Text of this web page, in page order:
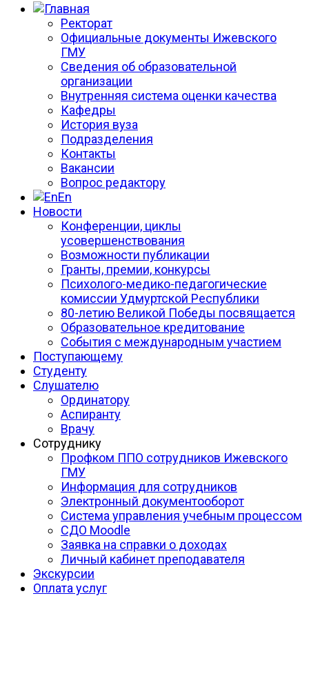
Ректорат
Официальные документы Ижевского
ГМУ
Сведения об образовательной
организации
Внутренняя система оценки качества
Кафедры
История вуза
Подразделения
Контакты
Вакансии
Вопрос редактору
En
Новости
Конференции, циклы
усовершенствования
Возможности публикации
Гранты, премии, конкурсы
Психолого-медико-педагогические
комиссии Удмуртской Республики
80-летию Великой Победы посвящается
Образовательное кредитование
События с международным участием
Поступающему
Студенту
Слушателю
Ординатору
Аспиранту
Врачу
Сотруднику
Профком ППО сотрудников Ижевского
ГМУ
Информация для сотрудников
Электронный документооборот
Система управления учебным процессом
СДО Moodle
Заявка на справки о доходах
Личный кабинет преподавателя
Экскурсии
Оплата услуг